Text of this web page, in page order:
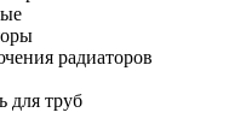
радиаторов
для труб